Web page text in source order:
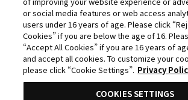
キ／集英社
©星野桂／集英社
©理不尽な孫の手/MFブックス/「無職転生Ⅲ
©逢沢大介・KADOKAWA刊／シャドウガ
©中島かずき・今石洋之・プロジェクト「グ
©2011 5pb.／Nitroplus 未来ガジェット研
or social media features or web access
users under 16 years of age. Please click
Cookies” if you are below the age of 16.
“Accept All Cookies” if you are 16 years of
and accept all cookies. To customize your
please click “Cookie Settings”. Privacy
COOKIES SETTINGS